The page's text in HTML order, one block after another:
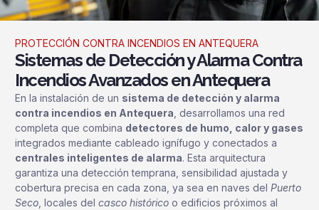
PROTECCIÓN CONTRA INCENDIOS EN ANTEQUERA
Sistemas de Detección y Alarma Contra
Incendios Avanzados en Antequera
En la instalación de un sistema de detección y alarma
contra incendios en Antequera , desarrollamos una red
completa que combina detectores de humo, calor y gases
integrados mediante cableado ignífugo y conectados a
centrales inteligentes de alarma. Esta arquitectura
garantiza una detección temprana, sensibilidad ajustada y
cobertura precisa en cada zona, ya sea en naves del Puerto
Seco , locales del casco histórico o edificios próximos al